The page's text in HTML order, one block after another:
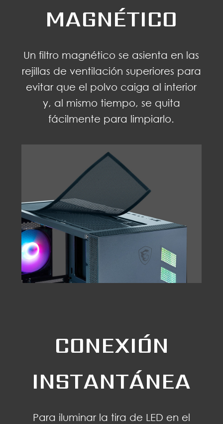
MAGNÉTICO
Un filtro magnético se asienta en las
rejillas de ventilación superiores para
evitar que el polvo caiga al interior
y, al mismo tiempo, se quita
fácilmente para limpiarlo.
CONEXIÓN
INSTANTÁNEA
Para iluminar la tira de LED en el